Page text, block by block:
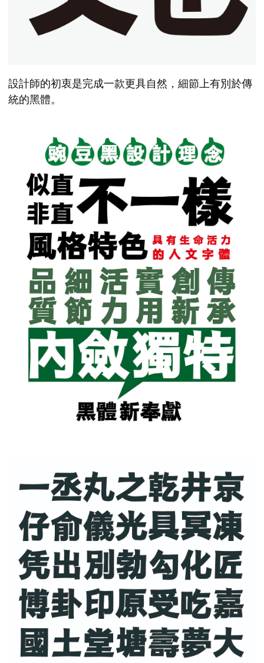
設計師的初衷是完成一款更具自然，細節上有別於傳
統的黑體。